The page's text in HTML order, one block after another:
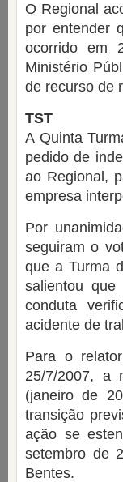
O Regional
por entender
ocorrido em
Ministério
de recurso de
TST
A Quinta
pedido de
ao Regional,
empresa
Por
seguiram o
que a Turma
salientou
conduta
acidente de
Para o
25/7/2007, a
(janeiro de
transição
ação se
setembro de
Bentes.